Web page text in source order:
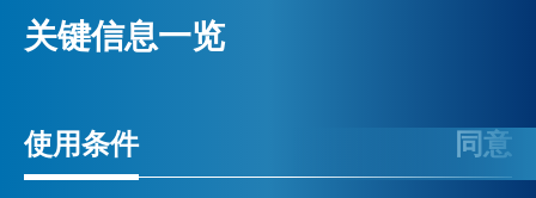
关键信息一览
使用条件 同意